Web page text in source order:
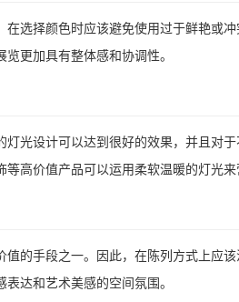
选择颜色时应该避免使用过于鲜艳或
更加具有整体感和协调性。
光设计可以达到很好的效果，并且对
高价值产品可以运用柔软温暖的灯光来
的手段之一。因此，在陈列方式上应
达和艺术美感的空间氛围。